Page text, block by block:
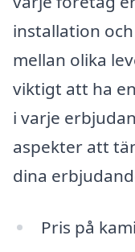
installation
mellan olika
viktigt att ha
i varje
aspekter att
dina
Pris på